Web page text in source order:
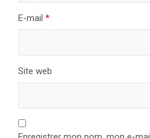
E-mail *
Site web